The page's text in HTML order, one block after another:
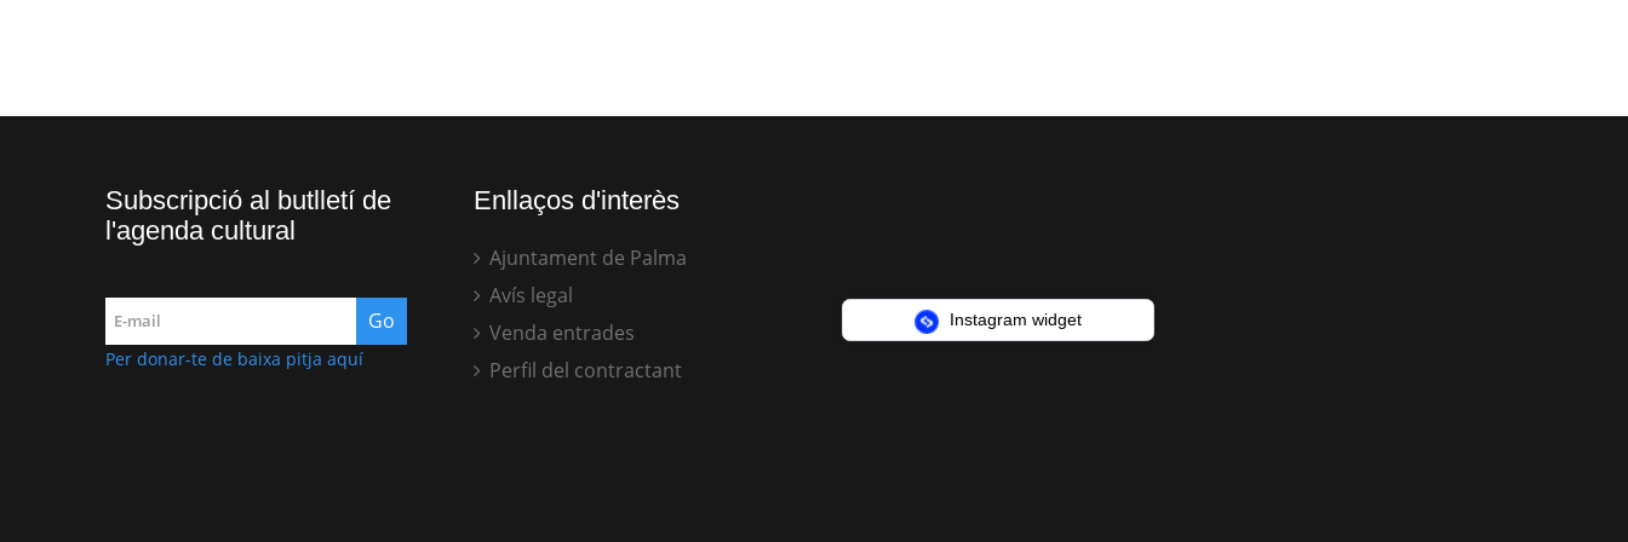
Subscripció al butlletí de
l'agenda cultural
Per donar-te de baixa pitja aquí
Enllaços d'interès
Ajuntament de Palma
Avís legal
Venda entrades
Perfil del contractant
Instagram widget